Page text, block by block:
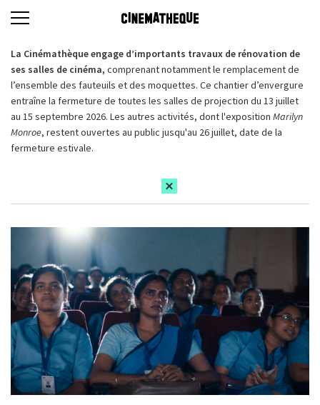
La Cinémathèque engage d’importants travaux de rénovation de
ses salles de cinéma, comprenant notamment le remplacement de
l’ensemble des fauteuils et des moquettes. Ce chantier d’envergure
entraîne la fermeture de toutes les salles de projection du 13 juillet
au 15 septembre 2026. Les autres activités, dont l'exposition Marilyn
Monroe, restent ouvertes au public jusqu'au 26 juillet, date de la
fermeture estivale.